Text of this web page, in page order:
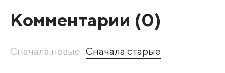
Комментарии (0)
Сначала новые Сначала старые